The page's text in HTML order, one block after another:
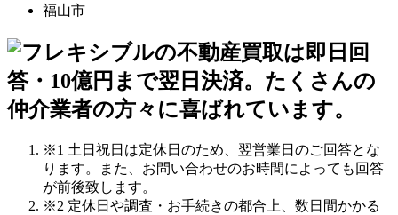
福山市
※1 土日祝日は定休日のため、翌営業日のご回答とな
ります。また、お問い合わせのお時間によっても回答
が前後致します。
※2 定休日や調査・お手続きの都合上、数日間かかる